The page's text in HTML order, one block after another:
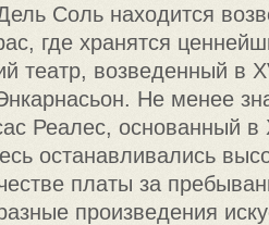
Соль находится
где хранятся
театр, возведенный в
Не менее
Реалес, основанный в
останавливались
платы за
произведения